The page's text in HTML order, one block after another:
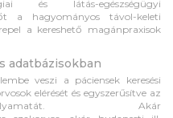
és látás-egészségügyi
a hagyományos távol-keleti
a kereshető magánpraxisok
adatbázisokban
veszi a páciensek keresési
elérését és egyszerűsítve az
Akár